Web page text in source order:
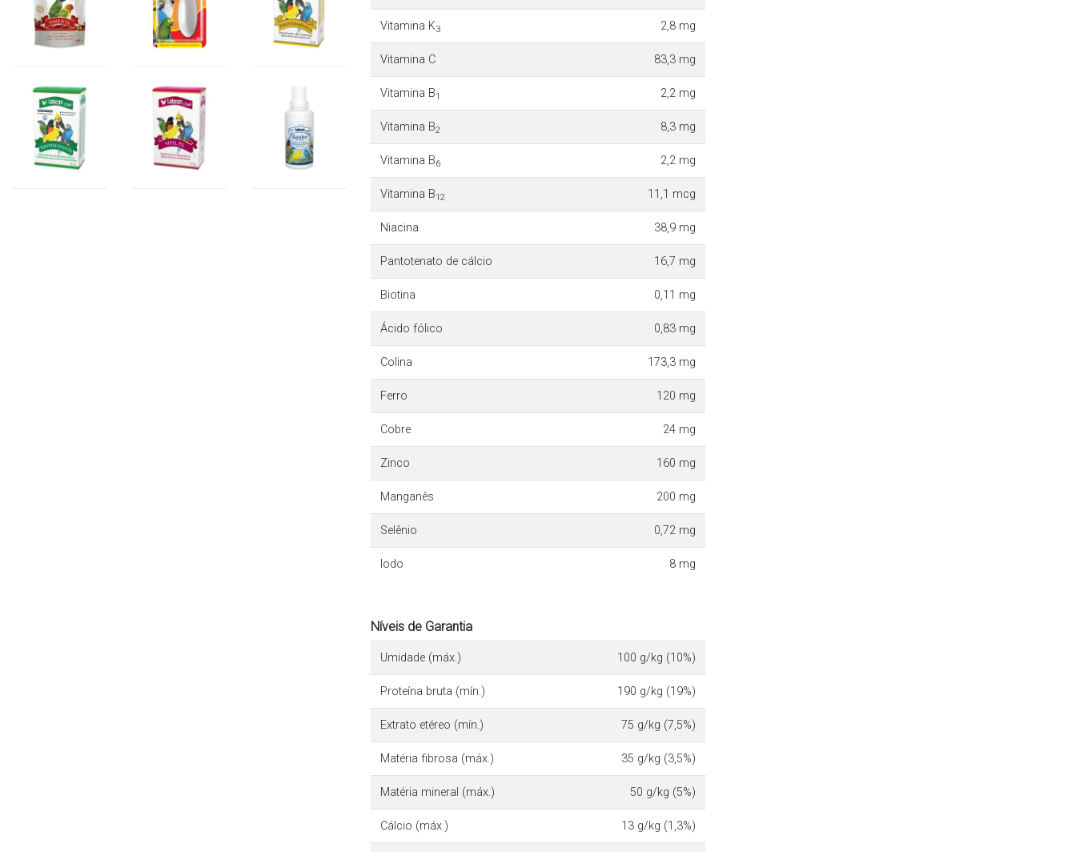
Vitamina K3 2,8 mg
Vitamina C 83,3 mg
Vitamina B1 2,2 mg
Vitamina B2 8,3 mg
Vitamina B6 2,2 mg
Vitamina B12 11,1 mcg
Niacina 38,9 mg
Pantotenato de cálcio 16,7 mg
Biotina 0,11 mg
Ácido fólico 0,83 mg
Colina 173,3 mg
Ferro 120 mg
Cobre 24 mg
Zinco 160 mg
Manganês 200 mg
Selênio 0,72 mg
Iodo 8 mg
Níveis de Garantia
Umidade (máx.) 100 g/kg (10%)
Proteína bruta (mín.) 190 g/kg (19%)
Extrato etéreo (mín.) 75 g/kg (7,5%)
Matéria fibrosa (máx.) 35 g/kg (3,5%)
Matéria mineral (máx.) 50 g/kg (5%)
Cálcio (máx.) 13 g/kg (1,3%)